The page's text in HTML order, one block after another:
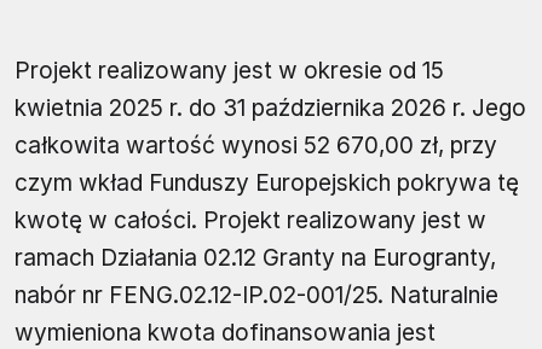
Projekt realizowany jest w okresie od 15
kwietnia 2025 r. do 31 października 2026 r. Jego
całkowita wartość wynosi 52 670,00 zł, przy
czym wkład Funduszy Europejskich pokrywa tę
kwotę w całości. Projekt realizowany jest w
ramach Działania 02.12 Granty na Eurogranty,
nabór nr FENG.02.12-IP.02-001/25. Naturalnie
wymieniona kwota dofinansowania jest